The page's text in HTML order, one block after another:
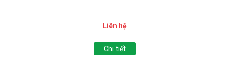
Liên hệ
Chi tiết